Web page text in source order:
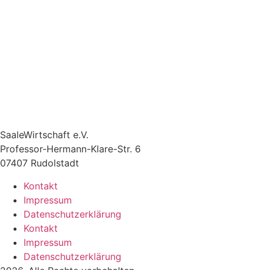
SaaleWirtschaft e.V.
Professor-Hermann-Klare-Str. 6
07407 Rudolstadt
Kontakt
Impressum
Datenschutzerklärung
Kontakt
Impressum
Datenschutzerklärung